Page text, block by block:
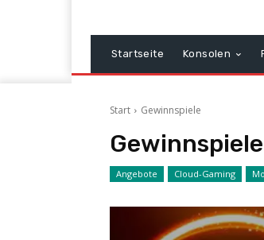
Startseite Konsolen
Start Gewinnspiele
Gewinnspiele
Angebote Cloud-Gaming